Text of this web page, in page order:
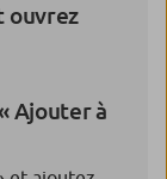
ouvrez
Ajouter à